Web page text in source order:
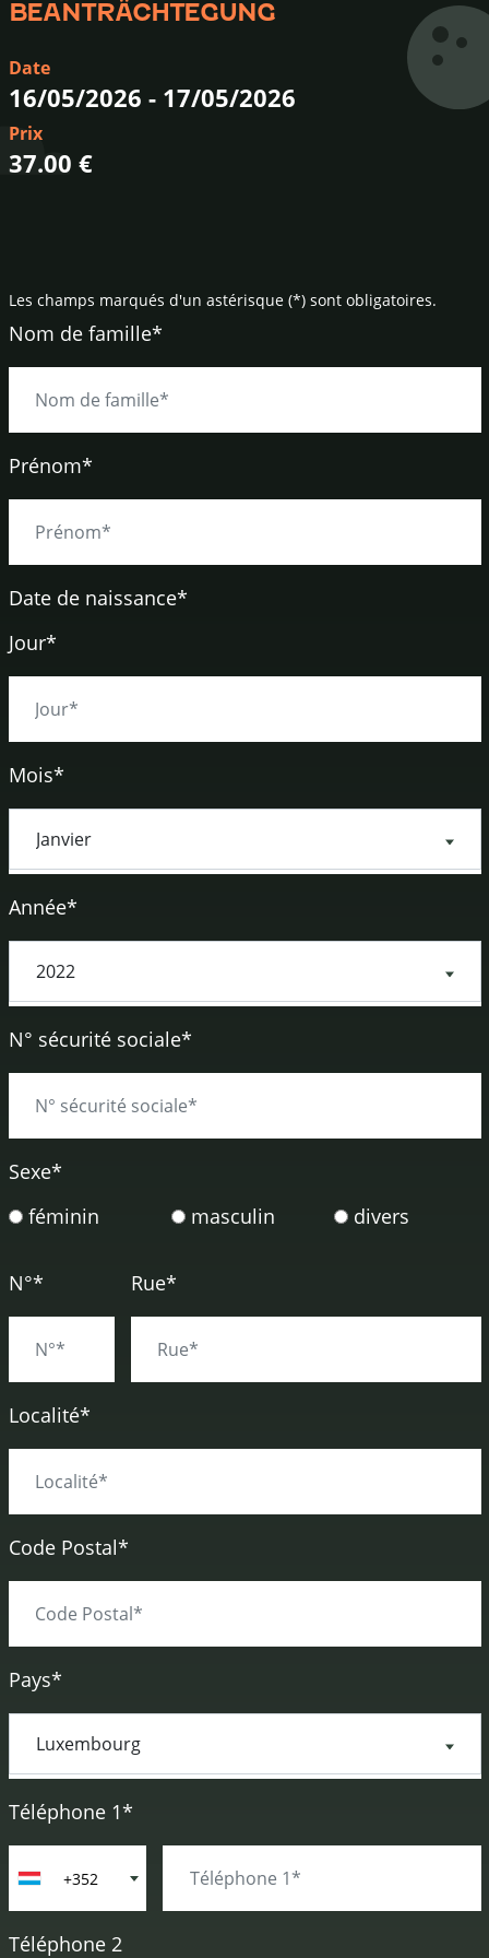
BEANTRÄCHTEGUNG
Date
16/05/2026 - 17/05/2026
Prix
37.00 €
Les champs marqués d'un astérisque (*) sont obligatoires.
Nom de famille*
Prénom*
Date de naissance*
Jour*
Mois*
Année*
N° sécurité sociale*
Sexe*
féminin
masculin divers
N°* Rue*
Localité*
Code Postal*
Pays*
Téléphone 1*
+352
Téléphone 2